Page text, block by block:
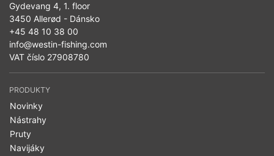
Gydevang 4, 1. floor
3450 Allerød - Dánsko
+45 48 10 38 00
info@westin-fishing.com
VAT číslo 27908780
PRODUKTY
Novinky
Nástrahy
Pruty
Navijáky